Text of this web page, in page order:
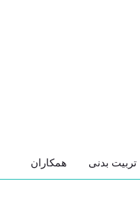
تربیت بدنی همکاران